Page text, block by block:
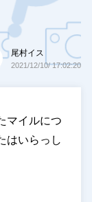
尾村イス
2021/12/10/ 17:02:20
マイルにつ
はいらっし